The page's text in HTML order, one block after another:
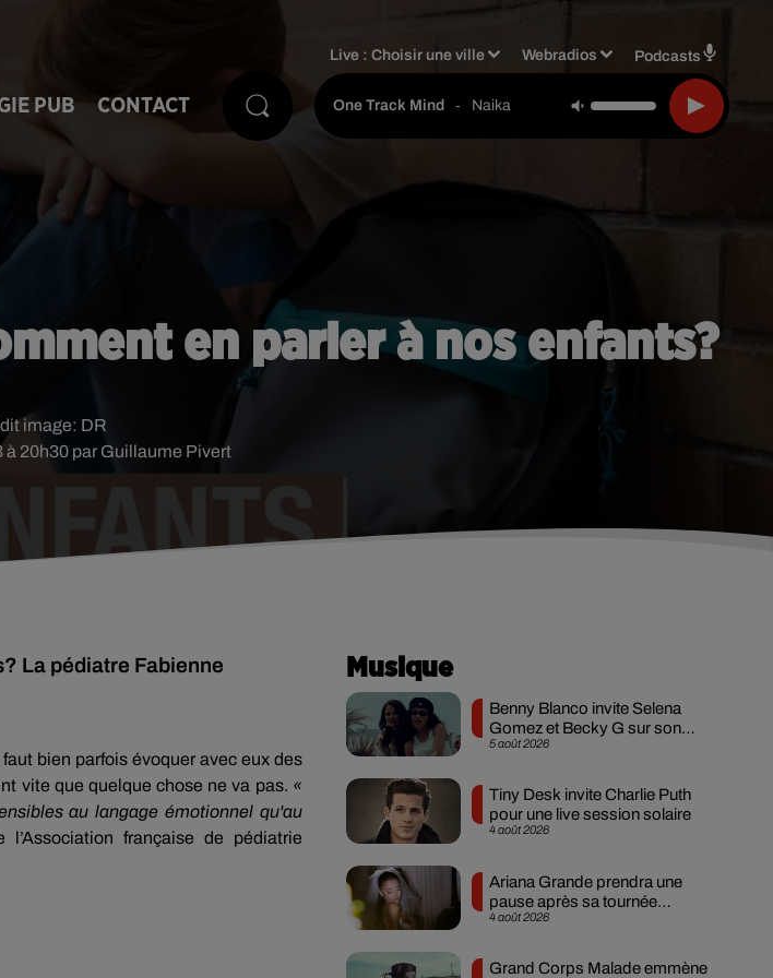
PUB CONTACT
Live :Choisir une ville Webradios Podcasts
One Track Mind - Naika
en parler à nos enfants?
à 20h30 par Guillaume Pivert
image: DR
La pédiatre Fabienne
bien parfois évoquer avec eux des
vite que quelque chose ne va pas. «
au langage émotionnel qu'au
française de pédiatrie
Musique
5 août 2026
Benny Blanco invite Selena
Gomez et Becky G sur son
nouveau single
4 août 2026
Tiny Desk invite Charlie Puth
pour une live session solaire
4 août 2026
Ariana Grande prendra une
pause après sa tournée
mondiale
Grand Corps Malade emmène